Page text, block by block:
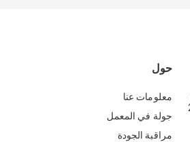
حول
معلومات عنا
جولة في المعمل
مراقبة الجودة